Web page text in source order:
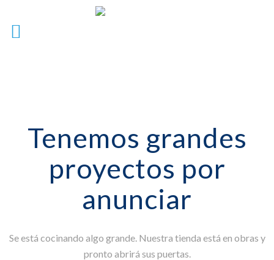
Tenemos grandes
proyectos por
anunciar
Se está cocinando algo grande. Nuestra tienda está en obras y
pronto abrirá sus puertas.